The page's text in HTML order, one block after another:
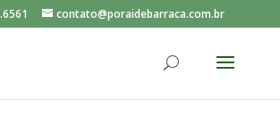
contato@poraidebarraca.com.br